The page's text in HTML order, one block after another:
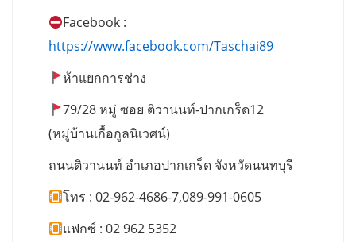
Facebook :
https://www.facebook.com/Taschai89
ห้าแยกการช่าง
79/28 หมู่ ซอย ติวานนท์-ปากเกร็ด12
(หมู่บ้านเกื้อกูลนิเวศน์)
ถนนติวานนท์ อำเภอปากเกร็ด จังหวัดนนทบุรี
โทร : 02-962-4686-7,089-991-0605
แฟกซ์ : 02 962 5352